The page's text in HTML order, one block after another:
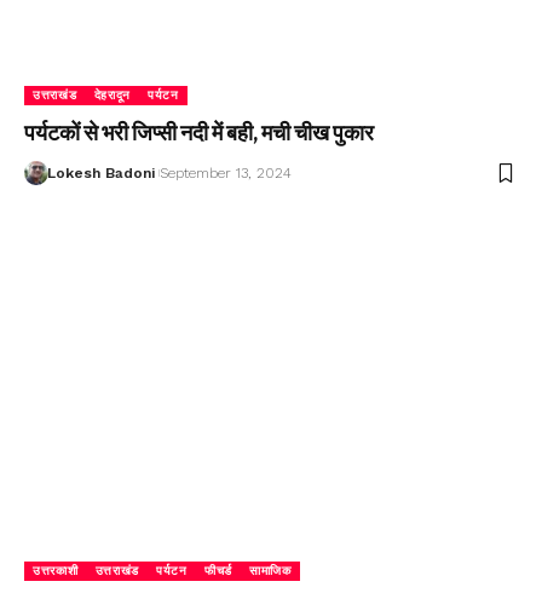
उत्तराखंड देहरादून पर्यटन
पर्यटकों से भरी जिप्सी नदी में बही, मची चीख पुकार
Lokesh Badoni September 13, 2024
उत्तरकाशी उत्तराखंड पर्यटन फीचर्ड सामाजिक